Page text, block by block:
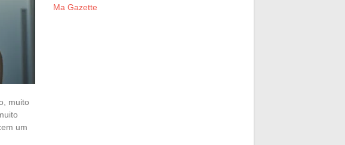
muito
um
Ma Gazette